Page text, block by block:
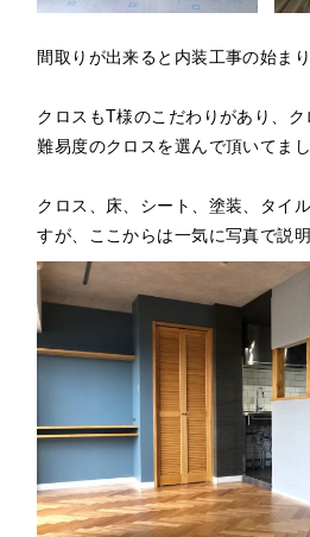
間取りが出来ると内装工事の始まり
クロスもT様のこだわりがあり、
難易度のクロスを選んで頂いてまし
クロス、床、シート、塗装、タイ
すが、ここからは一気に写真で説明